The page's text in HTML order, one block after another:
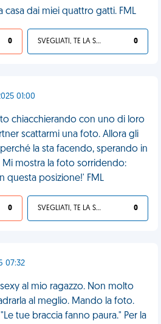
casa dai miei quattro gatti. FML
0 SVEGLIATI, TE LA SEI CERCATA! 0
01:00
chiacchierando con uno di loro
scattarmi una foto. Allora gli
la sta facendo, sperando in
Mi mostra la foto sorridendo:
questa posizione!' FML
0 SVEGLIATI, TE LA SEI CERCATA! 0
07:32
al mio ragazzo. Non molto
al meglio. Mando la foto.
tue braccia fanno paura." Per la